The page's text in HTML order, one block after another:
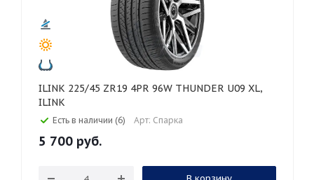
ILINK 225/45 ZR19 4PR 96W THUNDER U09 XL,
ILINK
Есть в наличии (6) Арт: Спарка
5 700 руб.